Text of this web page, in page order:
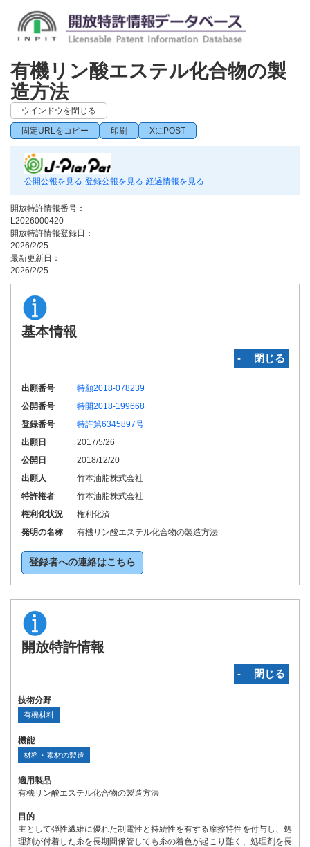
有機リン酸エステル化合物の製
造方法
ウインドウを閉じる
固定URLをコピー 印刷 XにPOST
公開公報を見る 登録公報を見る 経過情報を見る
開放特許情報番号：
L2026000420
開放特許情報登録日：
2026/2/25
最新更新日：
2026/2/25
基本情報
‐ 閉じる
出願番号
特願2018-078239
公開番号
特開2018-199668
登録番号
特許第6345897号
出願日
2017/5/26
公開日
2018/12/20
出願人
竹本油脂株式会社
特許権者
竹本油脂株式会社
権利化状況
権利化済
発明の名称
有機リン酸エステル化合物の製造方法
登録者への連絡はこちら
開放特許情報
‐ 閉じる
技術分野
有機材料
機能
材料・素材の製造
適用製品
有機リン酸エステル化合物の製造方法
目的
主として弾性繊維に優れた制電性と持続性を有する摩擦特性を付与し、処
理剤が付着した糸を長期間保管しても糸の着色が起こり難く、処理剤を長